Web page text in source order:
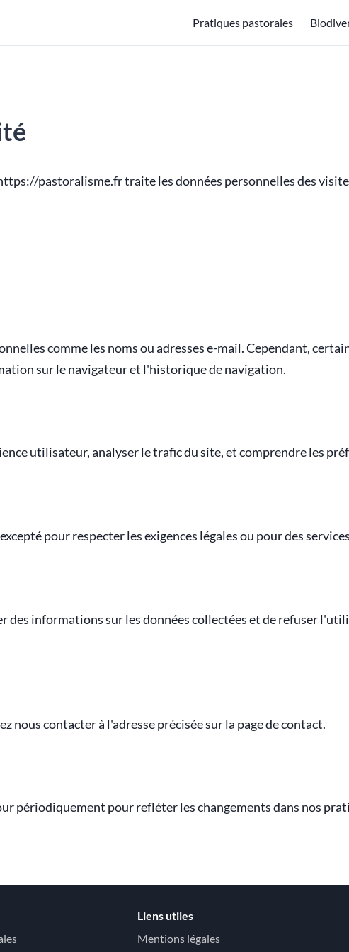
Pratiques pastorales
pastoralisme.fr traite les données personnelles des
comme les noms ou adresses e-mail. Cependant,
sur le navigateur et l'historique de navigation.
utilisateur, analyser le trafic du site, et comprendre les
pour respecter les exigences légales ou pour des
des informations sur les données collectées et de refuser
nous contacter à l'adresse précisée sur la page de contact.
périodiquement pour refléter les changements dans nos
Liens utiles
Mentions légales